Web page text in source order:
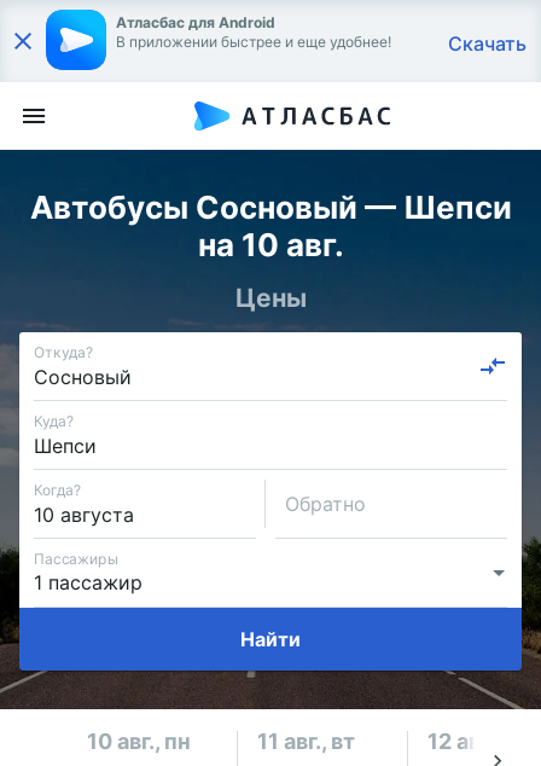
Атласбас для Android
В приложении быстрее и еще удобнее!
Скачать
Автобусы Сосновый — Шепси
на 10 авг.
Цены
Откуда?
Куда?
Когда?
Обратно
Пассажиры
Найти
10 авг., пн 11 авг., вт 12 авг., ср